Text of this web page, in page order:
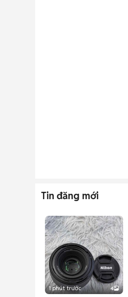
Tin đăng mới
1 phút trước 4